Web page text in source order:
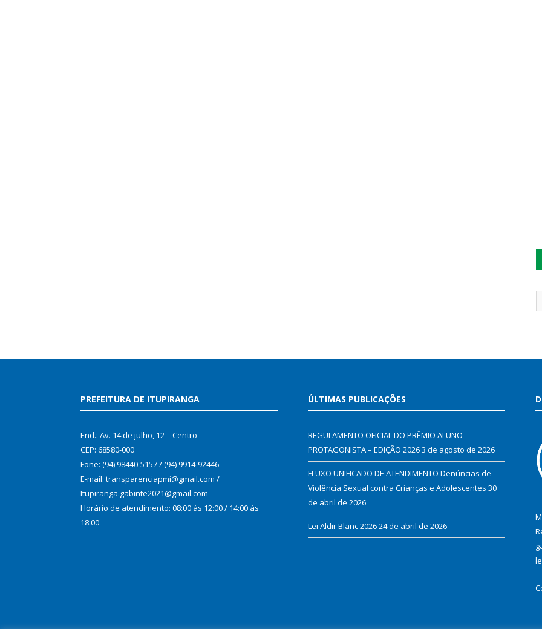
PREFEITURA DE ITUPIRANGA
End.: Av. 14 de julho, 12 – Centro
CEP: 68580-000
Fone: (94) 98440-5157 / (94) 9914-92446
E-mail: transparenciapmi@gmail.com /
Itupiranga.gabinte2021@gmail.com
Horário de atendimento: 08:00 às 12:00 / 14:00 às
18:00
ÚLTIMAS PUBLICAÇÕES
REGULAMENTO OFICIAL DO PRÊMIO ALUNO
PROTAGONISTA – EDIÇÃO 20263 de agosto de 2026
FLUXO UNIFICADO DE ATENDIMENTO Denúncias de
Violência Sexual contra Crianças e Adolescentes 30
de abril de 2026
Lei Aldir Blanc 202624 de abril de 2026